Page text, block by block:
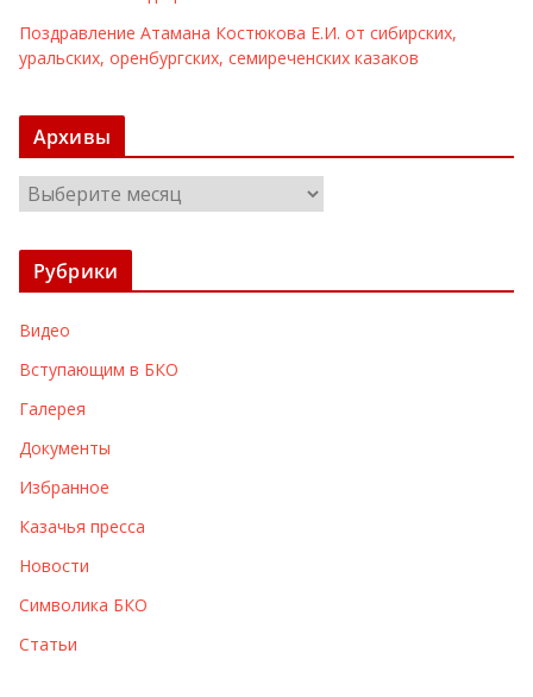
Поздравление Атамана Костюкова Е.И. от сибирских,
уральских, оренбургских, семиреченских казаков
Архивы
х
ы
Рубрики
Видео
Вступающим в БКО
Галерея
Документы
Избранное
Казачья пресса
Новости
Символика БКО
Статьи